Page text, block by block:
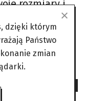
rozmiary i
gości
pod paryskim
dzięki którym
Państwo
zmian